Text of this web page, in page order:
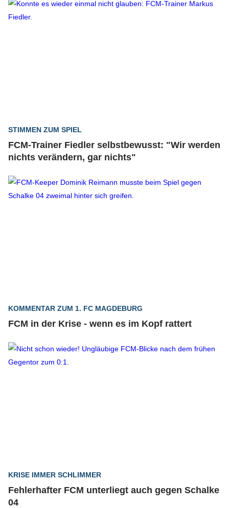
STIMMEN ZUM SPIEL
FCM-Trainer Fiedler selbstbewusst: "Wir werden
nichts verändern, gar nichts"
KOMMENTAR ZUM 1. FC MAGDEBURG
FCM in der Krise - wenn es im Kopf rattert
KRISE IMMER SCHLIMMER
Fehlerhafter FCM unterliegt auch gegen Schalke
04